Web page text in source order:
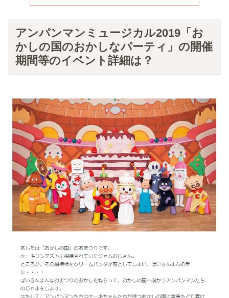
アンパンマンミュージカル2019「お
かしの国のおかしなパーティ」の開催
期間等のイベント詳細は？